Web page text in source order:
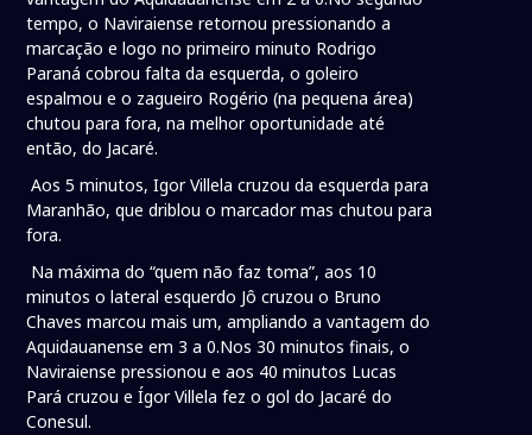
tempo, o Naviraiense retornou pressionando a
marcação e logo no primeiro minuto Rodrigo
Paraná cobrou falta da esquerda, o goleiro
espalmou e o zagueiro Rogério (na pequena área)
chutou para fora, na melhor oportunidade até
então, do Jacaré.
Aos 5 minutos, Igor Villela cruzou da esquerda para
Maranhão, que driblou o marcador mas chutou para
fora.
Na máxima do “quem não faz toma”, aos 10
minutos o lateral esquerdo Jô cruzou o Bruno
Chaves marcou mais um, ampliando a vantagem do
Aquidauanense em 3 a 0.Nos 30 minutos finais, o
Naviraiense pressionou e aos 40 minutos Lucas
Pará cruzou e Ígor Villela fez o gol do Jacaré do
Conesul.